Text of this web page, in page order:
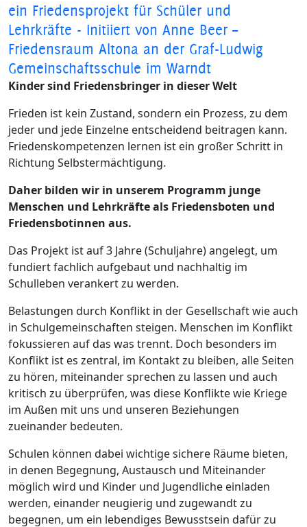
ein Friedensprojekt für Schüler und
Lehrkräfte - Initiiert von Anne Beer –
Friedensraum Altona an der Graf-Ludwig
Gemeinschaftsschule im Warndt
Kinder sind Friedensbringer in dieser Welt
Frieden ist kein Zustand, sondern ein Prozess, zu dem
jeder und jede Einzelne entscheidend beitragen kann.
Friedenskompetenzen lernen ist ein großer Schritt in
Richtung Selbstermächtigung.
Daher bilden wir in unserem Programm junge
Menschen und Lehrkräfte als Friedensboten und
Friedensbotinnen aus.
Das Projekt ist auf 3 Jahre (Schuljahre) angelegt, um
fundiert fachlich aufgebaut und nachhaltig im
Schulleben verankert zu werden.
Belastungen durch Konflikt in der Gesellschaft wie auch
in Schulgemeinschaften steigen. Menschen im Konflikt
fokussieren auf das was trennt. Doch besonders im
Konflikt ist es zentral, im Kontakt zu bleiben, alle Seiten
zu hören, miteinander sprechen zu lassen und auch
kritisch zu überprüfen, was diese Konflikte wie Kriege
im Außen mit uns und unseren Beziehungen
zueinander bedeuten.
Schulen können dabei wichtige sichere Räume bieten,
in denen Begegnung, Austausch und Miteinander
möglich wird und Kinder und Jugendliche einladen
werden, einander neugierig und zugewandt zu
begegnen, um ein lebendiges Bewusstsein dafür zu